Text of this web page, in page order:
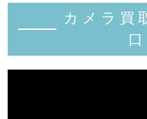
カメラ買